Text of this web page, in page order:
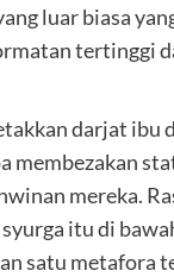
luar biasa
tertinggi
darjat ibu
membezakan
mereka.
itu di
satu metafora